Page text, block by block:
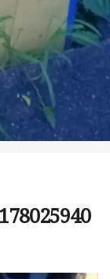
ನವದುರ್ಗೆ ವಿಸರ್ಜನೆಯ